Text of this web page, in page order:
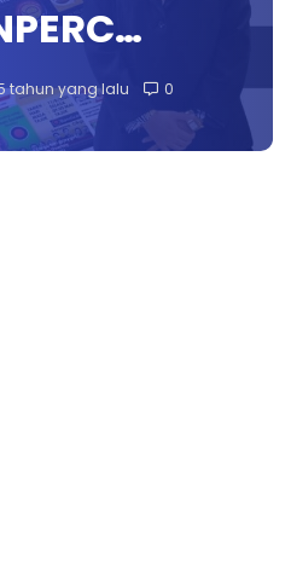
tahun yang lalu 0